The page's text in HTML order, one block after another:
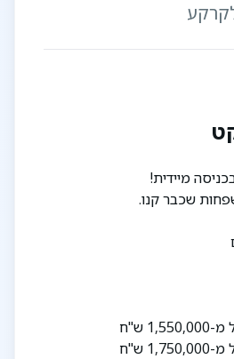
מיידית!
שכבר קנו.